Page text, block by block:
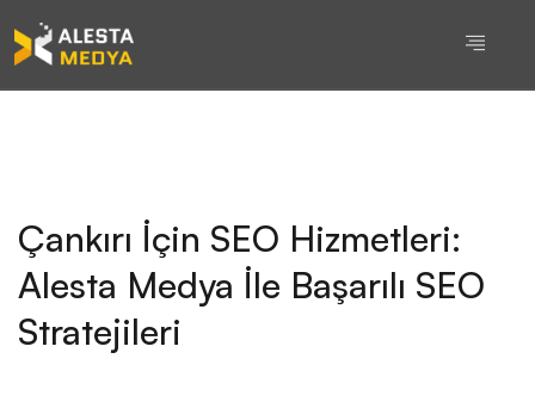
Çankırı İçin SEO Hizmetleri:
Alesta Medya İle Başarılı SEO
Stratejileri